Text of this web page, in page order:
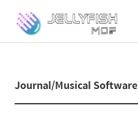
Journal/Musical Software